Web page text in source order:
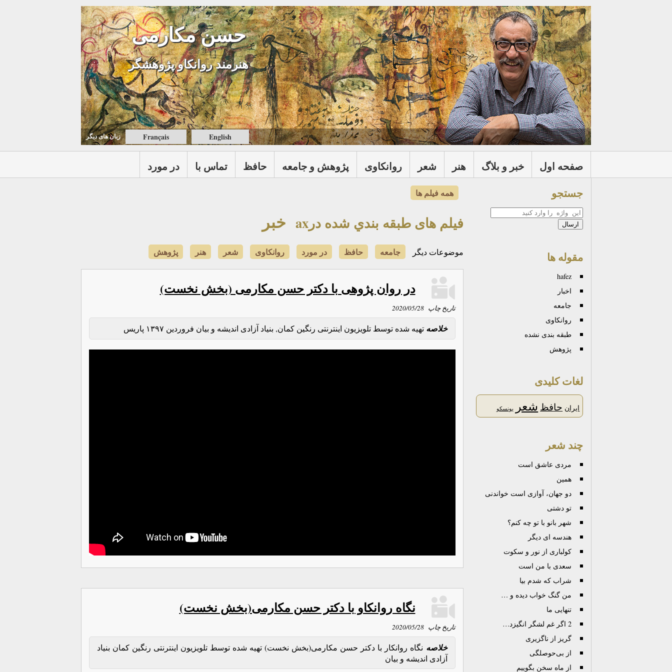
حسن مکارمی
هنرمند روانکاو پژوهشگر
زبان های ديگر Français English
در مورد تماس با حافظ پژوهش و جامعه روانكاوی شعر هنر خبر و بلاگ صفحه اول
همه فیلم ها
فیلم های طبقه بندي شده درax خبر
موضوعات دیگر جامعه حافظ در مورد روانكاوی شعر هنر پژوهش
در روان پژوهی با دکتر حسن مکارمی (بخش نخست)
تاریخ چاپ2020/05/28
خلاصهتهیه شده توسط تلویزیون اینترنتی رنگین کمان, بنیاد آزادی اندیشه و بیان فروردین ۱۳۹۷ پاریس
نگاه روانکاو با دکتر حسن مکارمی(بخش نخست)
تاریخ چاپ2020/05/28
خلاصه نگاه روانکار با دکتر حسن مکارمی(بخش نخست) تهیه شده توسط تلویزیون اینترنتی رنگین کمان بنیاد
آزادی اندیشه و بیان
جستجو
جستجو
مقوله ها
hafez
اخبار
جامعه
روانكاوی
طبقه بندی نشده
پژوهش
لغات کلیدی
ایران حافظ شعر یونسکو
چند شعر
مردی عاشق است
همین
دو جهان، آوازی است خواندنی
تو دشتی
شهر بانو با تو چه کنم؟
هندسه ای دیگر
کولباری از نور و سکوت
سعدی با من است
شراب که شدم بیا
من گنگ خواب دیده و …
تنهایی ما
2 اگر غم لشگر انگیزد…
گریز از ناگزیری
از بی‌حوصلگی
از ماه سخن بگوییم